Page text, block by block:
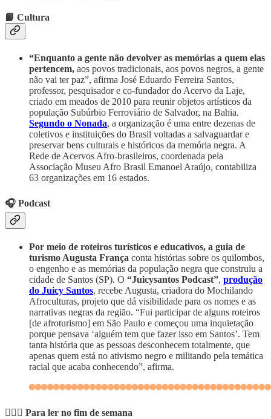
📙 Cultura
“Enquanto a gente não devolver as memórias a quem elas
pertencem, aos povos tradicionais, aos povos negros, a gente
não vai ter paz”, afirma José Eduardo Ferreira Santos,
professor, pesquisador e co-fundador do Acervo da Laje,
criado em meados de 2010 para reunir objetos artísticos da
população Subúrbio Ferroviário de Salvador, na Bahia.
Segundo o Nonada, a organização é uma entre dezenas de
coletivos e instituições do Brasil voltadas a salvaguardar e
preservar bens culturais e históricos da memória negra. A
Rede de Acervos Afro-brasileiros, coordenada pela
Associação Museu Afro Brasil Emanoel Araújo, contabiliza
63 organizações em 16 estados.
🎧 Podcast
Por meio de roteiros turísticos e educativos, a guia de
turismo Augusta França conta histórias sobre os quilombos,
o engenho e as memórias da população negra que construiu a
cidade de Santos (SP). O “Juicysantos Podcast”, produção
do Juicy Santos, recebe Augusta, criadora do Mochilando
Afroculturas, projeto que dá visibilidade para os nomes e as
narrativas negras da região. “Fui participar de alguns roteiros
[de afroturismo] em São Paulo e começou uma inquietação
porque pensava ‘alguém tem que fazer isso em Santos’. Tem
tanta história que as pessoas desconhecem totalmente, que
apenas quem está no ativismo negro e militando pela temática
racial que acaba conhecendo”, afirma.
💆🏽‍♀️ Para ler no fim de semana